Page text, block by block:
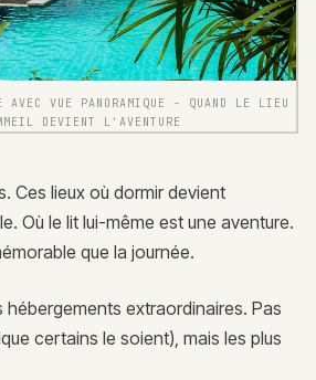
AVEC VUE PANORAMIQUE - QUAND LE LIEU
DEVIENT L'AVENTURE
Ces lieux où dormir devient
Où le lit lui-même est une aventure.
que la journée.
hébergements extraordinaires. Pas
certains le soient), mais les plus